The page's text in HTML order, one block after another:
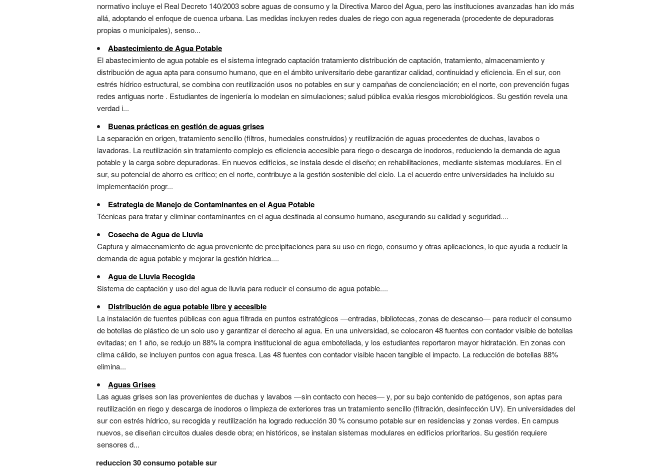
normativo incluye el Real Decreto 140/2003 sobre aguas de consumo y la Directiva Marco del Agua, pero las instituciones avanzadas han ido más
allá, adoptando el enfoque de cuenca urbana. Las medidas incluyen redes duales de riego con agua regenerada (procedente de depuradoras
propias o municipales), senso...
Abastecimiento de Agua Potable
El abastecimiento de agua potable es el sistema integrado captación tratamiento distribución de captación, tratamiento, almacenamiento y
distribución de agua apta para consumo humano, que en el ámbito universitario debe garantizar calidad, continuidad y eficiencia. En el sur, con
estrés hídrico estructural, se combina con reutilización usos no potables en sur y campañas de concienciación; en el norte, con prevención fugas
redes antiguas norte . Estudiantes de ingeniería lo modelan en simulaciones; salud pública evalúa riesgos microbiológicos. Su gestión revela una
verdad i...
Buenas prácticas en gestión de aguas grises
La separación en origen, tratamiento sencillo (filtros, humedales construidos) y reutilización de aguas procedentes de duchas, lavabos o
lavadoras. La reutilización sin tratamiento complejo es eficiencia accesible para riego o descarga de inodoros, reduciendo la demanda de agua
potable y la carga sobre depuradoras. En nuevos edificios, se instala desde el diseño; en rehabilitaciones, mediante sistemas modulares. En el
sur, su potencial de ahorro es crítico; en el norte, contribuye a la gestión sostenible del ciclo. La el acuerdo entre universidades ha incluido su
implementación progr...
Estrategia de Manejo de Contaminantes en el Agua Potable
Técnicas para tratar y eliminar contaminantes en el agua destinada al consumo humano, asegurando su calidad y seguridad....
Cosecha de Agua de Lluvia
Captura y almacenamiento de agua proveniente de precipitaciones para su uso en riego, consumo y otras aplicaciones, lo que ayuda a reducir la
demanda de agua potable y mejorar la gestión hídrica....
Agua de Lluvia Recogida
Sistema de captación y uso del agua de lluvia para reducir el consumo de agua potable....
Distribución de agua potable libre y accesible
La instalación de fuentes públicas con agua filtrada en puntos estratégicos —entradas, bibliotecas, zonas de descanso— para reducir el consumo
de botellas de plástico de un solo uso y garantizar el derecho al agua. En una universidad, se colocaron 48 fuentes con contador visible de botellas
evitadas; en 1 año, se redujo un 88% la compra institucional de agua embotellada, y los estudiantes reportaron mayor hidratación. En zonas con
clima cálido, se incluyen puntos con agua fresca. Las 48 fuentes con contador visible hacen tangible el impacto. La reducción de botellas 88%
elimina...
Aguas Grises
Las aguas grises son las provenientes de duchas y lavabos —sin contacto con heces— y, por su bajo contenido de patógenos, son aptas para
reutilización en riego y descarga de inodoros o limpieza de exteriores tras un tratamiento sencillo (filtración, desinfección UV). En universidades del
sur con estrés hídrico, su recogida y reutilización ha logrado reducción 30 % consumo potable sur en residencias y zonas verdes. En campus
nuevos, se diseñan circuitos duales desde obra; en históricos, se instalan sistemas modulares en edificios prioritarios. Su gestión requiere
sensores d...
reduccion 30 consumo potable sur